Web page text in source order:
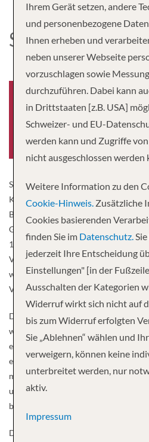
SEADREAM 2
Baujahr
2002
SeaDream Yacht Club ist ein
Konzept stammt vom norwegischen
Brynestad war Gründer, Eigentümer,
Geschäftsführer des SeaDream Yacht
1987 die Seabourn Cruise Line
Vorsitzender sowie in den ersten
war. Brynestad ist außerdem
Vorstandsmitglied der Carnival
Der SeaDream Yacht Club schließlich
worden und hat für seine beiden
einige der höchsten Auszeichnungen
einfahren können. Die Botschaft der
machen Sie keine Kreuzfahrt – Sie
und unsere Freude sind es, den
bieten, die ihre ohnehin hohen
Der Präsident von SeaDream, Robert
Ihrem Gerät setzen, andere
und personenbezogene
Ihnen erheben und
neben unserer Webseite
vorzuschlagen sowie
durchzuführen. Dabei kann
in Drittstaaten [z.B. USA]
Schweizer- und EU-
werden kann und Zugriffe
nicht ausgeschlossen werden
Weitere Information zu den
Cookie-Hinweis. Zusätzliche
Cookies basierenden
finden Sie im Datenschutz.
jederzeit Ihre Entscheidung
Einstellungen" [in der
Ausschalten der Kategorien
Widerruf wirkt sich nicht auf
bis zum Widerruf erfolgten
Sie „Ablehnen“ wählen und
verweigern, können keine
unterbreitet werden, nur
aktiv.
Impressum